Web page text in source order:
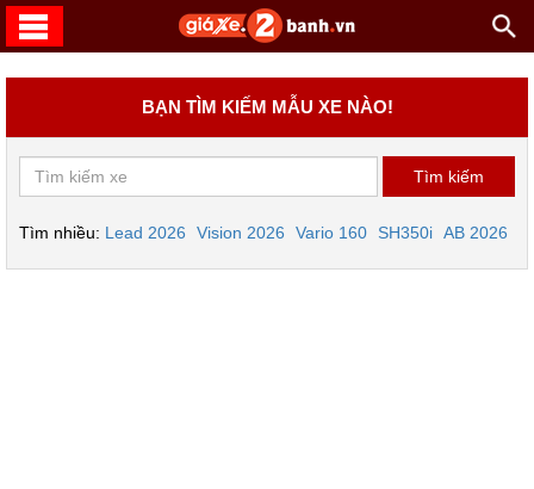
BẠN TÌM KIẾM MẪU XE NÀO!
Tìm nhiều: Lead 2026 Vision 2026 Vario 160 SH350i AB 2026